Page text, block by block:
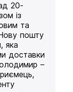
20-
із
та
пошту
яка
доставки
–